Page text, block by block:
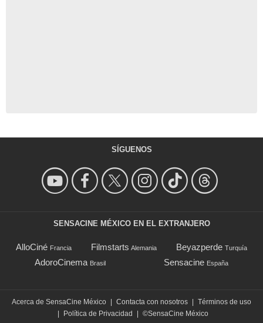
SÍGUENOS
SENSACINE MÉXICO EN EL EXTRANJERO
AlloCiné Francia Filmstarts Alemania Beyazperde Turquía
AdoroCinema Brasil Sensacine España
Acerca de SensaCine México | Contacta con nosotros | Términos de uso
|
Política de Privacidad | ©SensaCine México